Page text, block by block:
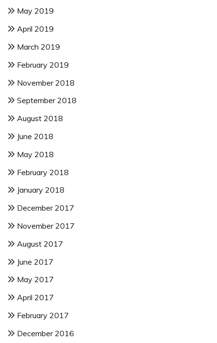
May 2019
April 2019
March 2019
February 2019
November 2018
September 2018
August 2018
June 2018
May 2018
February 2018
January 2018
December 2017
November 2017
August 2017
June 2017
May 2017
April 2017
February 2017
December 2016